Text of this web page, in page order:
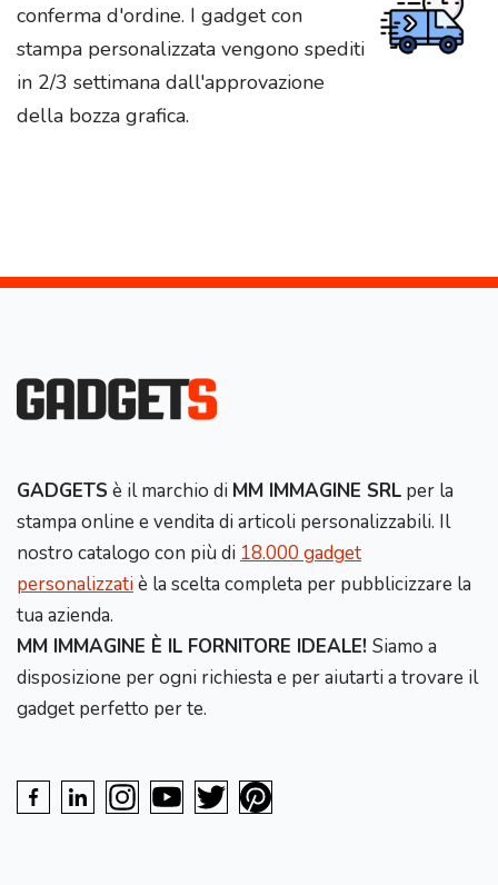
conferma d'ordine. I gadget con
stampa personalizzata vengono spediti
in 2/3 settimana dall'approvazione
della bozza grafica.
GADGETS è il marchio di MM IMMAGINE SRL per la
stampa online e vendita di articoli personalizzabili. Il
nostro catalogo con più di 18.000 gadget
personalizzatiè la scelta completa per pubblicizzare la
tua azienda.
MM IMMAGINE È IL FORNITORE IDEALE! Siamo a
disposizione per ogni richiesta e per aiutarti a trovare il
gadget perfetto per te.